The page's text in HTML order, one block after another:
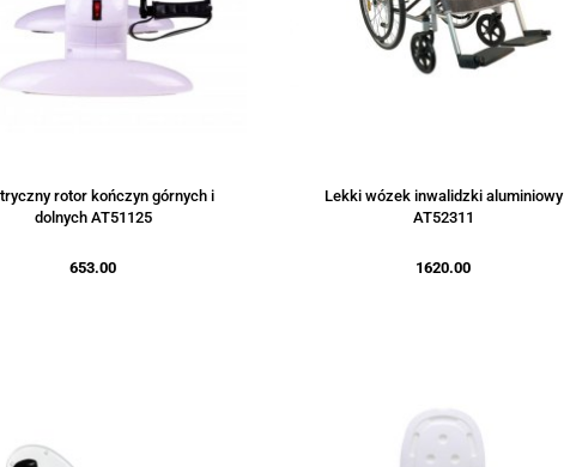
rotor kończyn górnych i
dolnych AT51125
653.00
Lekki wózek inwalidzki aluminiowy
AT52311
1620.00